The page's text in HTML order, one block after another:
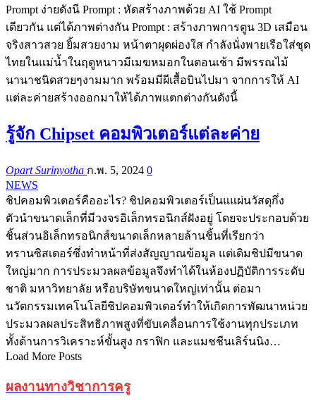
Prompt ง่ายดังนี Prompt : หัดสร้างภาพด้วย AI ใช้ Prompt
เดียวกัน แต่ได้ภาพต่างกัน Prompt : สร้างภาพการตูน 3D เสมือน
จริงสาวสวย ยิ้มสวยงาม หน้าตาผุดผ่องใส กำลังนั่งพายเรือใส่ชุด
ไทยในแม่น้ำในฤดูหนาวมีเมฆหมอกในตอนเช้า มีพรรณไม้
นานาชนิดสวยๆงามมาก พร้อมมีผีเสื้อบินไปมา จากการให้ AI
แต่ละค่ายสร้างออกมาให้ได้ภาพแตกต่างกันดังนี้
รู้จัก Chipset คอมพิวเตอร์แต่ละค่าย
Opart Surinyotha ก.พ. 5, 2024 0
NEWS
ชิปคอมพิวเตอร์คืออะไร? ชิปคอมพิวเตอร์เป็นแแผ่นวัสดุกึ่ง
ตัวนำขนาดเล็กที่มีวงจรอิเล็กทรอนิกส์ฝังอยู่ โดยจะประกอบด้วย
ชิ้นส่วนอิเล็กทรอนิกส์ขนาดเล็กหลายล้านชิ้นที่เรียกว่า
ทรานซิสเตอร์ซึ่งทำหน้าที่ส่งสัญญาณข้อมูล แต่เดิมชิปมีขนาด
ใหญ่มาก การประมวลผลข้อมูลจึงทำได้ในห้องปฏิบัติการระดับ
ชาติ มหาวิทยาลัย หรือบริษัทขนาดใหญ่เท่านั้น ต่อมา
นวัตกรรมเทคโนโลยีชิปคอมพิวเตอร์ทำให้เกิดการพัฒนาหน่วย
ประมวลผลประสิทธิภาพสูงที่ขับเคลื่อนการใช้งานทุกประเภท
ทั้งด้านการวิเคราะห์ขั้นสูง กราฟิก และแมชชีนเลิร์นนิง…
Load More Posts
ผลงานทางวิชาการครู